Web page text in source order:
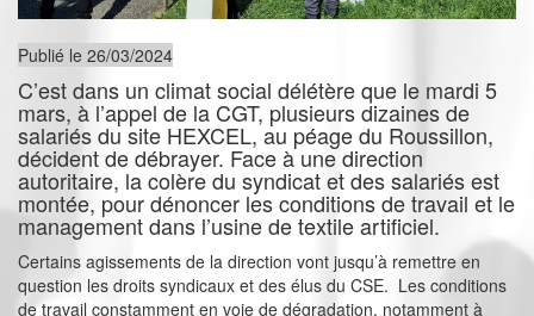
Publié le 26/03/2024
C’est dans un climat social délétère que le mardi 5
mars, à l’appel de la CGT, plusieurs dizaines de
salariés du site HEXCEL, au péage du Roussillon,
décident de débrayer. Face à une direction
autoritaire, la colère du syndicat et des salariés est
montée, pour dénoncer les conditions de travail et le
management dans l’usine de textile artificiel.
Certains agissements de la direction vont jusqu’à remettre en
question les droits syndicaux et des élus du CSE. Les conditions
de travail constamment en voie de dégradation, notamment à